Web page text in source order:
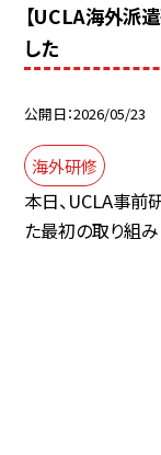
【UCLA海外派
した
公開日 2026/05/23
海外研修
本日、UCLA事前
た最初の取り組み